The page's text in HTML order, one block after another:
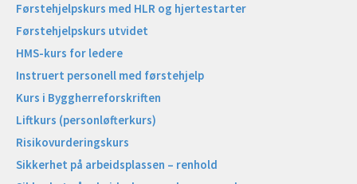
Førstehjelpskurs med HLR og hjertestarter
Førstehjelpskurs utvidet
HMS-kurs for ledere
Instruert personell med førstehjelp
Kurs i Byggherreforskriften
Liftkurs (personløfterkurs)
Risikovurderingskurs
Sikkerhet på arbeidsplassen – renhold